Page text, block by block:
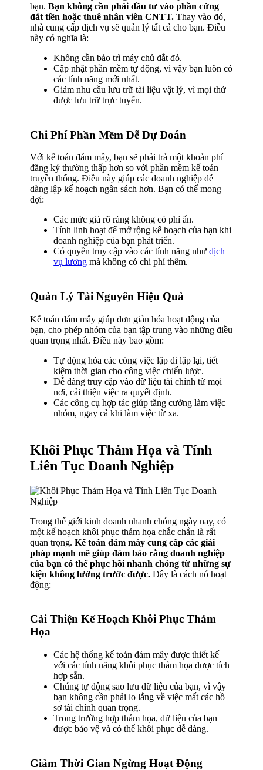
bạn.Bạn không cần phải đầu tư vào phần cứng
đắt tiền hoặc thuê nhân viên CNTT. Thay vào đó,
nhà cung cấp dịch vụ sẽ quản lý tất cả cho bạn. Điều
này có nghĩa là:
Không cần bảo trì máy chủ đắt đỏ.
Cập nhật phần mềm tự động, vì vậy bạn luôn có
các tính năng mới nhất.
Giảm nhu cầu lưu trữ tài liệu vật lý, vì mọi thứ
được lưu trữ trực tuyến.
Chi Phí Phần Mềm Dễ Dự Đoán
Với kế toán đám mây, bạn sẽ phải trả một khoản phí
đăng ký thường thấp hơn so với phần mềm kế toán
truyền thống. Điều này giúp các doanh nghiệp dễ
dàng lập kế hoạch ngân sách hơn. Bạn có thể mong
đợi:
Các mức giá rõ ràng không có phí ẩn.
Tính linh hoạt để mở rộng kế hoạch của bạn khi
doanh nghiệp của bạn phát triển.
Có quyền truy cập vào các tính năng nhưdịch
vụ lương mà không có chi phí thêm.
Quản Lý Tài Nguyên Hiệu Quả
Kế toán đám mây giúp đơn giản hóa hoạt động của
bạn, cho phép nhóm của bạn tập trung vào những điều
quan trọng nhất. Điều này bao gồm:
Tự động hóa các công việc lặp đi lặp lại, tiết
kiệm thời gian cho công việc chiến lược.
Dễ dàng truy cập vào dữ liệu tài chính từ mọi
nơi, cải thiện việc ra quyết định.
Các công cụ hợp tác giúp tăng cường làm việc
nhóm, ngay cả khi làm việc từ xa.
Khôi Phục Thảm Họa và Tính
Liên Tục Doanh Nghiệp
Trong thế giới kinh doanh nhanh chóng ngày nay, có
một kế hoạch khôi phục thảm họa chắc chắn là rất
quan trọng.Kế toán đám mây cung cấp các giải
pháp mạnh mẽ giúp đảm bảo rằng doanh nghiệp
của bạn có thể phục hồi nhanh chóng từ những sự
kiện không lường trước được. Đây là cách nó hoạt
động:
Cải Thiện Kế Hoạch Khôi Phục Thảm
Họa
Các hệ thống kế toán đám mây được thiết kế
với các tính năng khôi phục thảm họa được tích
hợp sẵn.
Chúng tự động sao lưu dữ liệu của bạn, vì vậy
bạn không cần phải lo lắng về việc mất các hồ
sơ tài chính quan trọng.
Trong trường hợp thảm họa, dữ liệu của bạn
được bảo vệ và có thể khôi phục dễ dàng.
Giảm Thời Gian Ngừng Hoạt Động